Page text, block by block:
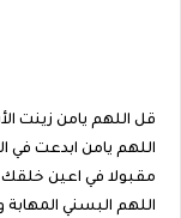
قل اللهم يامن زينت
اللهم يامن ابدعت في
مقبولا في اعين خلقك
اللهم البسني